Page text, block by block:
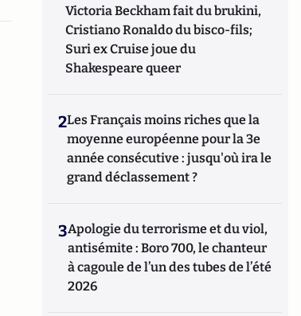
Victoria Beckham fait du brukini,
Cristiano Ronaldo du bisco-fils;
Suri ex Cruise joue du
Shakespeare queer
2Les Français moins riches que la
moyenne européenne pour la 3e
année consécutive : jusqu'où ira le
grand déclassement ?
3Apologie du terrorisme et du viol,
antisémite : Boro 700, le chanteur
à cagoule de l’un des tubes de l’été
2026